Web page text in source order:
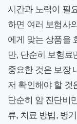
시간과 노력이 필
하면 여러 보험사
에게 맞는 상품을
만, 단순히 보험료
중요한 것은 보장
저 확인해야 할 것
단순히 암 진단비
류, 치료 방법, 병